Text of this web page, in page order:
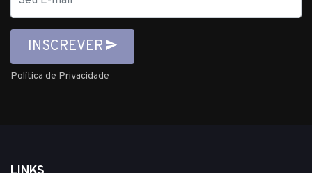
mail
INSCREVER
Política de Privacidade